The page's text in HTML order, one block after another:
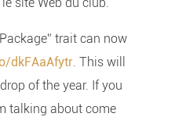
trait can now
dkFAaAfytr . This will
of the year. If you
talking about come